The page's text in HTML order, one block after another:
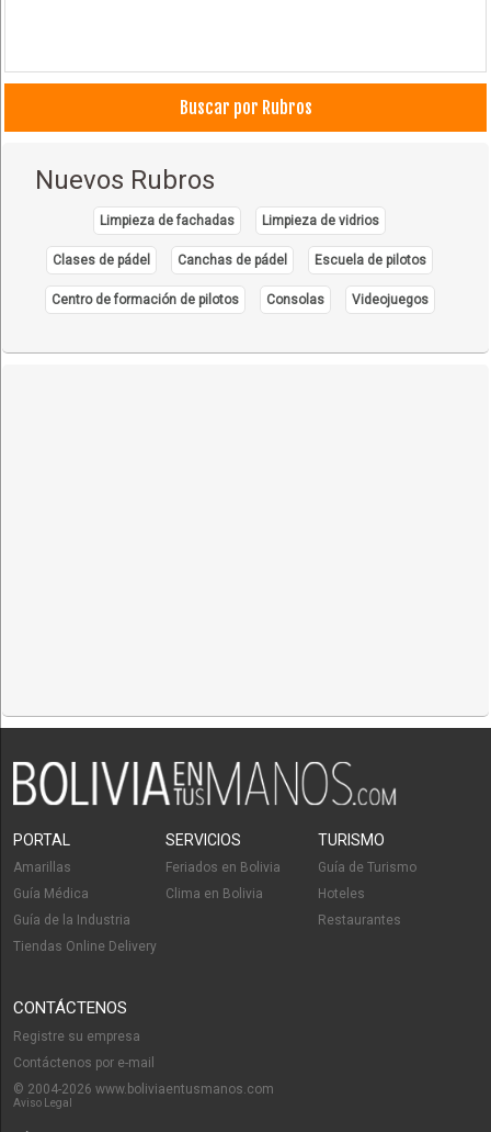
Buscar por Rubros
Nuevos Rubros
Limpieza de fachadas Limpieza de vidrios
Clases de pádel Canchas de pádel Escuela de pilotos
Centro de formación de pilotos Consolas Videojuegos
PORTAL
Amarillas
Guía Médica
Guía de la Industria
Tiendas Online Delivery
SERVICIOS
Feriados en Bolivia
Clima en Bolivia
TURISMO
Guía de Turismo
Hoteles
Restaurantes
CONTÁCTENOS
Registre su empresa
Contáctenos por e-mail
© 2004-2026 www.boliviaentusmanos.com
Aviso Legal